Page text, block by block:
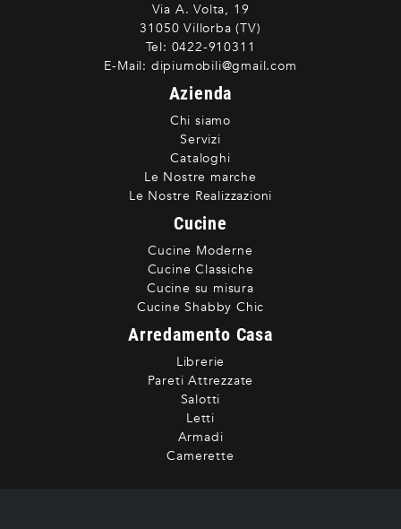
Via A. Volta, 19
31050 Villorba (TV)
Tel: 0422-910311
E-Mail: dipiumobili@gmail.com
Azienda
Chi siamo
Servizi
Cataloghi
Le Nostre marche
Le Nostre Realizzazioni
Cucine
Cucine Moderne
Cucine Classiche
Cucine su misura
Cucine Shabby Chic
Arredamento Casa
Librerie
Pareti Attrezzate
Salotti
Letti
Armadi
Camerette